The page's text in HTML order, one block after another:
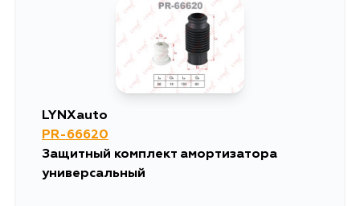
1034
1281
30 августа
LYNXauto
PR-66620
Защитный комплект амортизатора
универсальный